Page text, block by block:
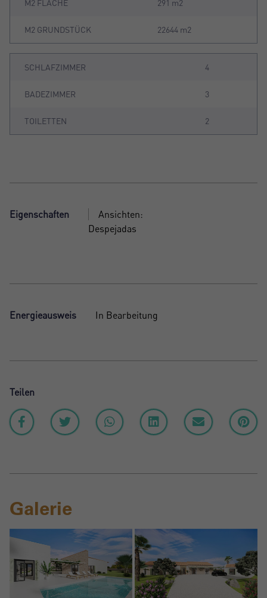
M2 FLÄCHE 291 m2
M2 GRUNDSTÜCK 22644 m2
SCHLAFZIMMER 4
BADEZIMMER 3
TOILETTEN 2
Eigenschaften
Ansichten:
Despejadas
Energieausweis In Bearbeitung
Teilen
Galerie